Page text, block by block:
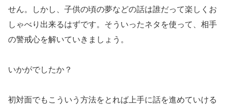
せん。しかし、子供の頃の夢などの話は誰だって楽しくお
しゃべり出来るはずです。そういったネタを使って、相手
の警戒心を解いていきましょう。
いかがでしたか？
初対面でもこういう方法をとれば上手に話を進めていける